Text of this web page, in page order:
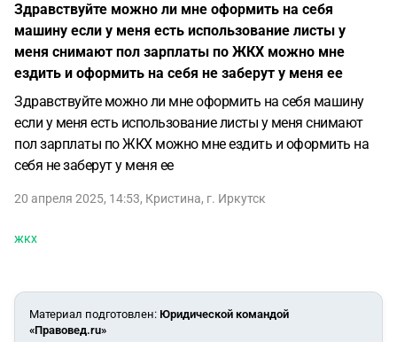
Здравствуйте можно ли мне оформить на себя
машину если у меня есть использование листы у
меня снимают пол зарплаты по ЖКХ можно мне
ездить и оформить на себя не заберут у меня ее
Здравствуйте можно ли мне оформить на себя машину
если у меня есть использование листы у меня снимают
пол зарплаты по ЖКХ можно мне ездить и оформить на
себя не заберут у меня ее
20 апреля 2025, 14:53, Кристина, г. Иркутск
жкх
Материал подготовлен: Юридической командой
«Правовед.ru»